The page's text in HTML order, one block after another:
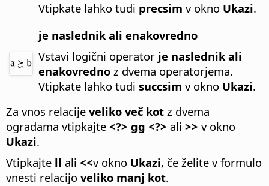
Vtipkate lahko tudi precsim v okno Ukazi.
je naslednik ali enakovredno
Vstavi logični operator je naslednik ali
enakovredno z dvema operatorjema.
Vtipkate lahko tudisuccsim v okno Ukazi.
Za vnos relacije veliko več kot z dvema
ogradama vtipkajte <?> gg <?> ali >> v okno
Ukazi.
Vtipkajte ll ali <<v okno Ukazi, če želite v formulo
vnesti relacijo veliko manj kot.